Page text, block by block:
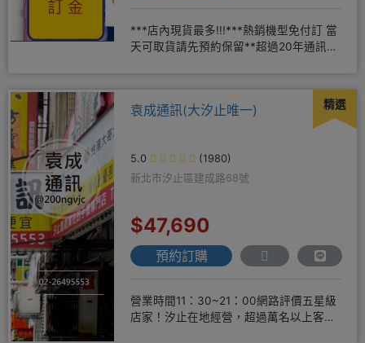
***店內現貨最多!!!***熱銷機型免付訂 當
天可取貨請先預約保留**超過20年通訊經
精選
袁成通訊(大汐止唯一)
5.0
(1980)
新北市汐止區建成路68號
$47,690
預約訂購
營業時間11：30~21：00網路評價五星級
店家！汐止在地經營，超過萬名以上客戶